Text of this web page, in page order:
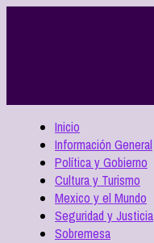
Inicio
Información General
Política y Gobierno
Cultura y Turismo
Mexico y el Mundo
Seguridad y Justicia
Sobremesa